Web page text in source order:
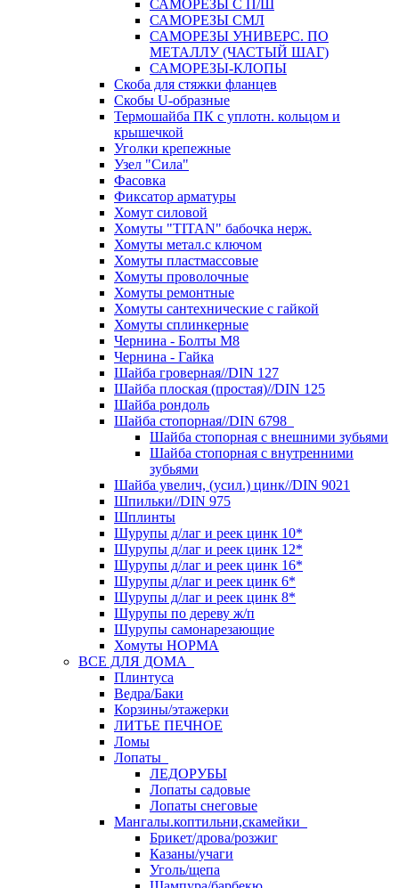
САМОРЕЗЫ С П/Ш
САМОРЕЗЫ СМЛ
САМОРЕЗЫ УНИВЕРС. ПО
МЕТАЛЛУ (ЧАСТЫЙ ШАГ)
САМОРЕЗЫ-КЛОПЫ
Скоба для стяжки фланцев
Скобы U-образные
Термошайба ПК с уплотн. кольцом и
крышечкой
Уголки крепежные
Узел "Сила"
Фасовка
Фиксатор арматуры
Хомут силовой
Хомуты "TITAN" бабочка нерж.
Хомуты метал.с ключом
Хомуты пластмассовые
Хомуты проволочные
Хомуты ремонтные
Хомуты сантехнические с гайкой
Хомуты сплинкерные
Чернина - Болты М8
Чернина - Гайка
Шайба гроверная//DIN 127
Шайба плоская (простая)//DIN 125
Шайба рондоль
Шайба стопорная//DIN 6798
Шайба стопорная с внешними зубьями
Шайба стопорная с внутренними
зубьями
Шайба увелич, (усил.) цинк//DIN 9021
Шпильки//DIN 975
Шплинты
Шурупы д/лаг и реек цинк 10*
Шурупы д/лаг и реек цинк 12*
Шурупы д/лаг и реек цинк 16*
Шурупы д/лаг и реек цинк 6*
Шурупы д/лаг и реек цинк 8*
Шурупы по дереву ж/п
Шурупы самонарезающие
Хомуты НОРМА
ВСЕ ДЛЯ ДОМА
Плинтуса
Ведра/Баки
Корзины/этажерки
ЛИТЬЕ ПЕЧНОЕ
Ломы
Лопаты
ЛЕДОРУБЫ
Лопаты садовые
Лопаты снеговые
Мангалы.коптильни,скамейки
Брикет/дрова/розжиг
Казаны/учаги
Уголь/щепа